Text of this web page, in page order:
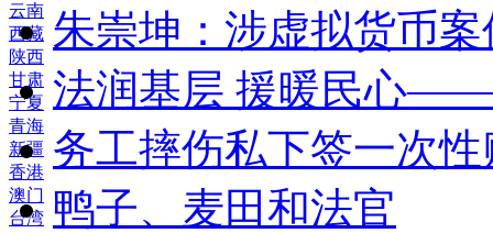
云南
西藏
陕西
甘肃
宁夏
青海
新疆
香港
澳门
台湾
朱崇坤：涉虚拟货币
法润基层 援暖民心
务工摔伤私下签一次
鸭子、麦田和法官